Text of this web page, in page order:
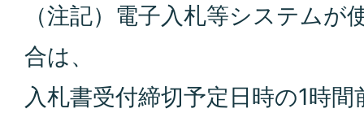
（注記）電子入札等システム
合は、
入札書受付締切予定日時の1時